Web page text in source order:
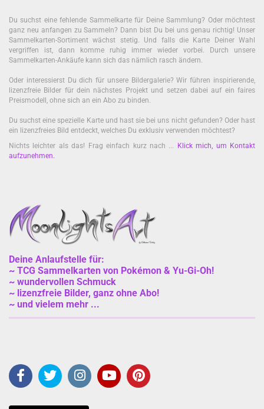
Du suchst eine fehlende Sammelkarte für Deine Sammlung? Oder möchtest
ganz neu anfangen zu Sammeln? Dann bist Du bei uns genau richtig! Unser
Sammelkarten-Sortiment wächst stetig. Und falls die Karte Deiner Wahl
vergriffen ist, dann komme ruhig immer wieder vorbei. Durch unsere
Sammelkarten-Ankäufe kann sich das nämlich rasch ändern.
Oder interessierst Du dich für unsere Bildergalerie? Wir führen inspirierende,
lizenzfreie Bilder für dein nächstes Projekt und setzen dabei auf ein faires
Preismodell, ohne sich an ein Abo zu binden.
Du suchst eine spezielle Karte und hast sie bei uns nicht gefunden? Oder hast
ein lizenzfreies Bild entdeckt, welches Du exklusiv verwenden möchtest?
Nichts leichter als das! Frag einfach kurz nach ...
Klick mich, um Kontakt
aufzunehmen.
Deine Anlaufstelle für:
~ TCG Sammelkarten von Pokémon & Yu-Gi-Oh!
~ wundervollen Schmuck
~ lizenzfreie Bilder, ganz ohne Abo!
~ und vielem mehr ...